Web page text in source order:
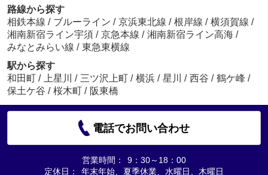
路線から探す
相鉄本線 / ブルーライン / 京浜東北線 / 根岸線 / 横須賀線 /
湘南新宿ライン宇須 / 京急本線 / 湘南新宿ライン高海 /
みなとみらい線 / 東急東横線
駅から探す
和田町 / 上星川 / 三ツ沢上町 / 横浜 / 星川 / 西谷 / 鶴ケ峰 /
保土ケ谷 / 桜木町 / 阪東橋
電話でお問い合わせ
営業時間：
9：30～18：00
定休日：
年末年始、夏季休業、水曜日、木曜日